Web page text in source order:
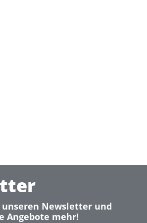
unseren Newsletter und
Angebote mehr!